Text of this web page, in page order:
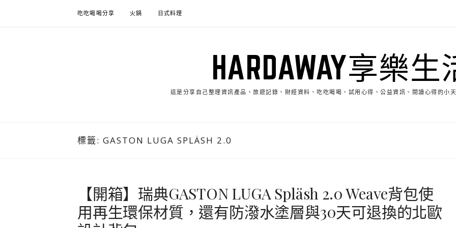
吃吃喝喝分享 火鍋 日式料理
HARDAWAY享樂生
這是分享自己整理資訊產品、旅遊記錄、財經資料、吃吃喝喝、試用心得、公益資訊、閱讀心得的小
標籤: GASTON LUGA SPLÄSH 2.0
【開箱】瑞典GASTON LUGA Spläsh 2.0 Weave背包使
用再生環保材質，還有防潑水塗層與30天可退換的北歐